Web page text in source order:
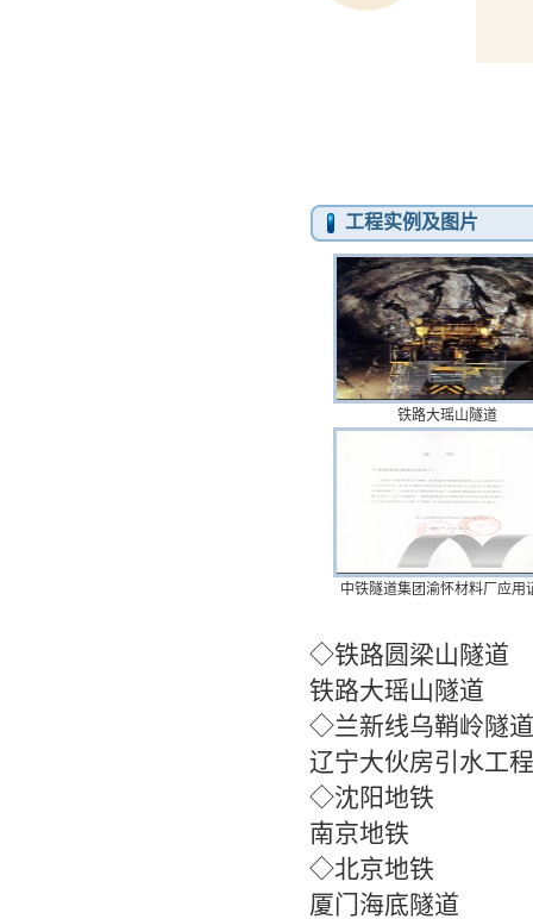
工程实例及图片
铁路大瑶山隧道
中铁隧道集团渝怀材料厂应用
◇铁
铁路大瑶山隧道
◇兰
辽宁大伙房引水工程
◇
南京地铁
◇
厦门海底隧道